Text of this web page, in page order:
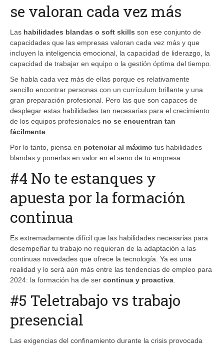
se valoran cada vez más
Las habilidades blandas o soft skills son ese conjunto de
capacidades que las empresas valoran cada vez más y que
incluyen la inteligencia emocional, la capacidad de liderazgo, la
capacidad de trabajar en equipo o la gestión óptima del tiempo.
Se habla cada vez más de ellas porque es relativamente
sencillo encontrar personas con un currículum brillante y una
gran preparación profesional. Pero las que son capaces de
desplegar estas habilidades tan necesarias para el crecimiento
de los equipos profesionales no se encuentran tan
fácilmente
Por lo tanto, piensa en potenciar al máximo tus habilidades
blandas y ponerlas en valor en el seno de tu empresa.
#4 No te estanques y
apuesta por la formación
continua
Es extremadamente difícil que las habilidades necesarias para
desempeñar tu trabajo no requieran de la adaptación a las
continuas novedades que ofrece la tecnología. Ya es una
realidad y lo será aún más entre las tendencias de empleo para
2024: la formación ha de ser continua y proactiva
#5 Teletrabajo vs trabajo
presencial
Las exigencias del confinamiento durante la crisis provocada